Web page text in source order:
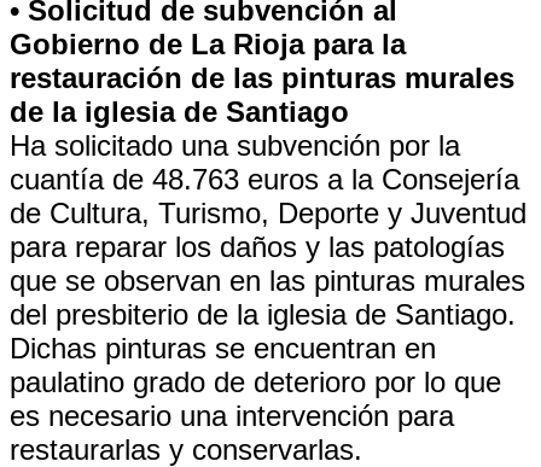
• Solicitud de subvención al
Gobierno de La Rioja para la
restauración de las pinturas murales
de la iglesia de Santiago
Ha solicitado una subvención por la
cuantía de 48.763 euros a la Consejería
de Cultura, Turismo, Deporte y Juventud
para reparar los daños y las patologías
que se observan en las pinturas murales
del presbiterio de la iglesia de Santiago.
Dichas pinturas se encuentran en
paulatino grado de deterioro por lo que
es necesario una intervención para
restaurarlas y conservarlas.